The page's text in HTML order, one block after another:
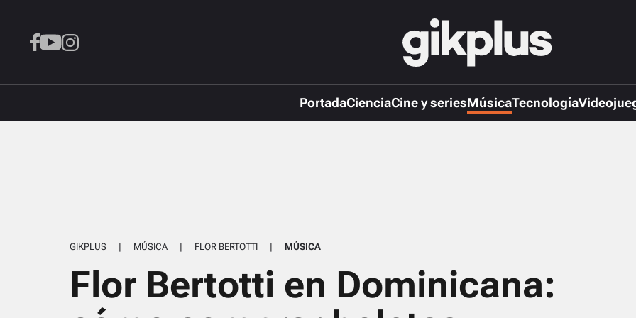
PortadaCienciaCine y seriesMúsicaTecnología
GIKPLUS | MÚSICA | FLOR BERTOTTI | MÚSICA
Flor Bertotti en Dominicana: